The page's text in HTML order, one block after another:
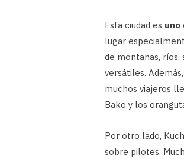
Esta ciudad es uno
lugar
de montañas, ríos,
versátiles.
muchos viajeros
Bako y los
Por otro lado,
sobre pilotes.